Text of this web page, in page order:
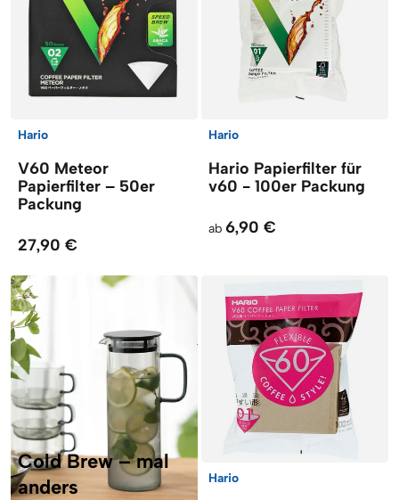
Hario
V60 Meteor
Papierfilter – 50er
Packung
27,90 €
Hario
Hario Papierfilter für
v60 - 100er Packung
ab 6,90 €
Cold Brew – mal
anders
Hario